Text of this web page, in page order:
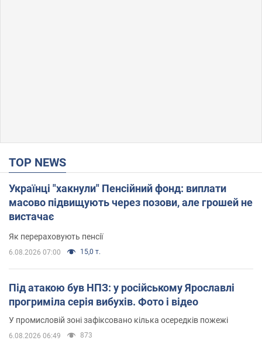
TOP NEWS
Українці "хакнули" Пенсійний фонд: виплати
масово підвищують через позови, але грошей не
вистачає
Як перераховують пенсії
6.08.2026 07:00 15,0 т.
Під атакою був НПЗ: у російському Ярославлі
прогриміла серія вибухів. Фото і відео
У промисловій зоні зафіксовано кілька осередків пожежі
6.08.2026 06:49 873